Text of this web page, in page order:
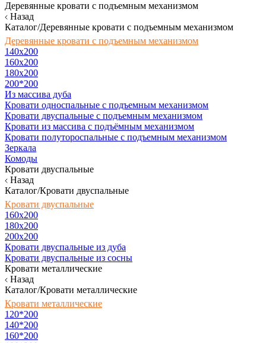
Деревянные кровати с подъемным механизмом
Назад
Каталог/Деревянные кровати с подъемным механизмом
Деревянные кровати с подъемным механизмом
140x200
160х200
180х200
200*200
Из массива дуба
Кровати односпальные с подъемным механизмом
Кровати двуспальные с подъемным механизмом
Кровати из массива с подъёмным механизмом
Кровати полутороспальные с подъемным механизмом
Зеркала
Комоды
Кровати двуспальные
Назад
Каталог/Кровати двуспальные
Кровати двуспальные
160х200
180x200
200x200
Кровати двуспальные из дуба
Кровати двуспальные из сосны
Кровати металлические
Назад
Каталог/Кровати металлические
Кровати металлические
120*200
140*200
160*200